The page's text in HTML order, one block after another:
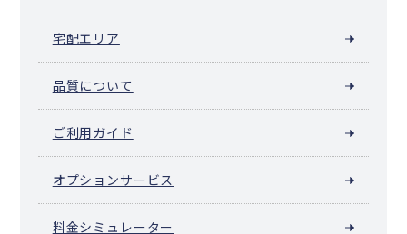
宅配エリア
品質について
ご利用ガイド
オプションサービス
料金シミュレーター